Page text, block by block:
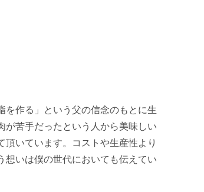
を作る」という父の信念のもとに生
が苦手だったという人から美味しい
いています。コストや生産性より
想いは僕の世代においても伝えてい